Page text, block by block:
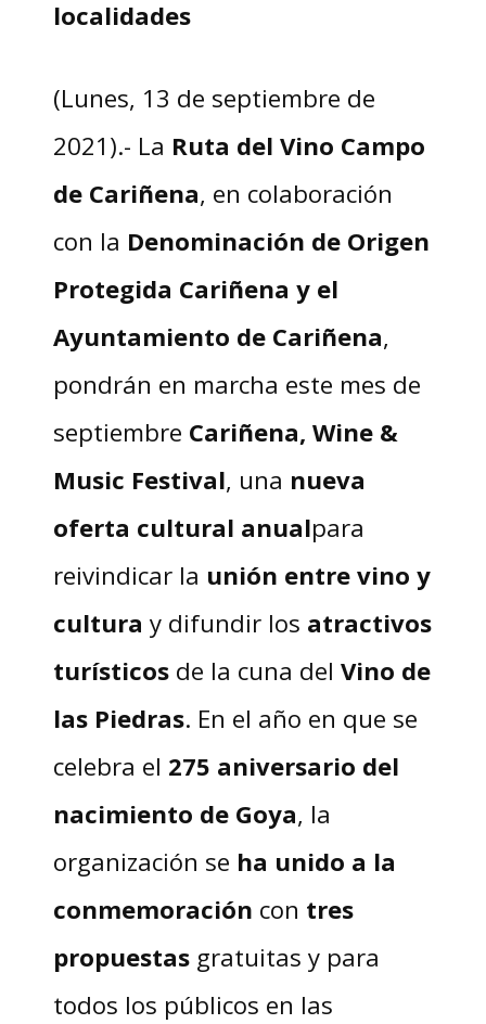
localidades
(Lunes, 13 de septiembre de
2021).- La Ruta del Vino Campo
de Cariñena, en colaboración
con la Denominación de Origen
Protegida Cariñena y el
Ayuntamiento de Cariñena,
pondrán en marcha este mes de
septiembre Cariñena, Wine &
Music Festival, una nueva
oferta cultural anualpara
reivindicar la unión entre vino y
cultura y difundir los atractivos
turísticosde la cuna del Vino de
las Piedras. En el año en que se
celebra el 275 aniversario del
nacimiento de Goya, la
organización se ha unido a la
conmemoración con tres
propuestasgratuitas y para
todos los públicos en las